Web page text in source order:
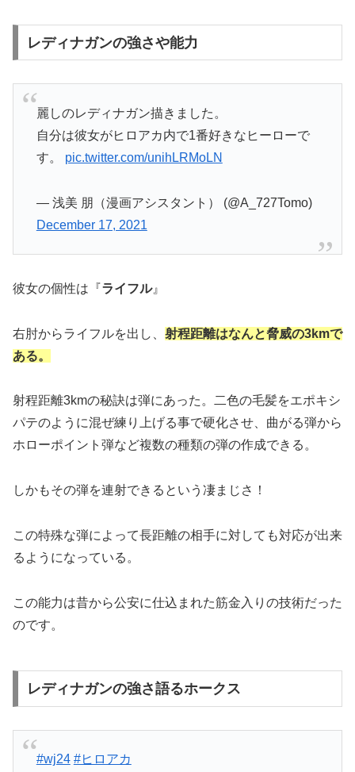
レディナガンの強さや能力
麗しのレディナガン描きました。
自分は彼女がヒロアカ内で1番好きなヒーローで
す。 pic.twitter.com/unihLRMoLN
— 浅美 朋（漫画アシスタント） (@A_727Tomo)
December 17, 2021
彼女の個性は『ライフル』
右肘からライフルを出し、 射程距離はなんと脅威の3kmで
ある。
射程距離3kmの秘訣は弾にあった。二色の毛髪をエポキシ
パテのように混ぜ練り上げる事で硬化させ、曲がる弾から
ホローポイント弾など複数の種類の弾の作成できる。
しかもその弾を連射できるという凄まじさ！
この特殊な弾によって長距離の相手に対しても対応が出来
るようになっている。
この能力は昔から公安に仕込まれた筋金入りの技術だった
のです。
レディナガンの強さ語るホークス
#wj24 #ヒロアカ